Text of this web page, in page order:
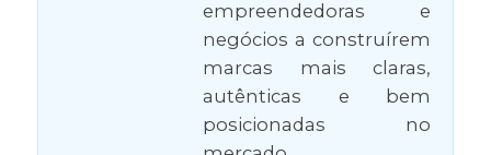
empreendedoras e
negócios a construírem
marcas mais claras,
autênticas e bem
posicionadas no